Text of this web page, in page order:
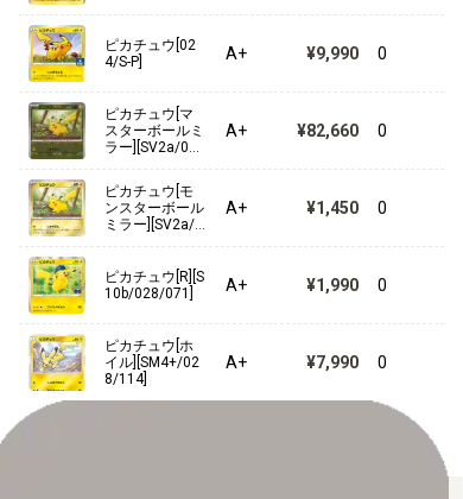
ピカチュウ[02
4/S-P]
A+ ¥9,990 0
ピカチュウ[マ
スターボールミ
ラー][SV2a/02
A+ ¥82,660 0
ピカチュウ[モ
ンスターボール
ミラー][SV2a/0
A+ ¥1,450 0
ピカチュウ[R][S
10b/028/071]
A+ ¥1,990 0
ピカチュウ[ホ
イル][SM4+/02
8/114]
A+ ¥7,990 0